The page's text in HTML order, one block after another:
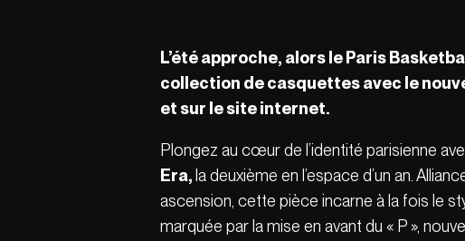
L’été approche, alors le Paris
collection de casquettes avec le
et sur le site internet.
Plongez au cœur de l’identité parisienne
Era, la deuxième en l’espace d’un an.
ascension, cette pièce incarne à la fois le
marquée par la mise en avant du « P »,